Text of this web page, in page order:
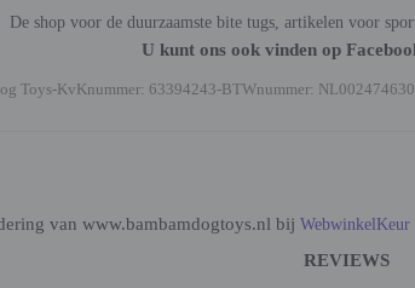
De shop voor de duurzaamste bite tugs, artikelen voor
U kunt ons ook vinden op
Toys-KvKnummer: 63394243-BTWnummer:
van www.bambamdogtoys.nl bij WebwinkelKeur
REVIEWS